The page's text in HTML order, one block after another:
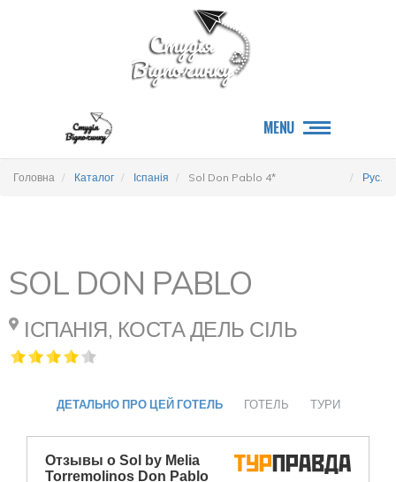
MENU
Головна Каталог Іспанія Sol Don Pablo 4* Рус.
SOL DON PABLO
ІСПАНІЯ, КОСТА ДЕЛЬ СІЛЬ
ДЕТАЛЬНО ПРО ЦЕЙ ГОТЕЛЬ ГОТЕЛЬ ТУРИ